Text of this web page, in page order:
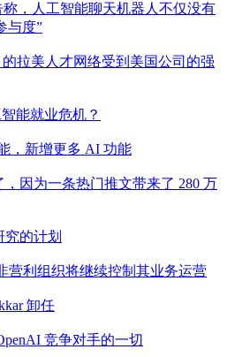
称，人工智能聊天机器人不仅没有
与度”
拉美人才网络受到美国公司的强
能就业危机？
，新增更多 AI 功能
因为一条热门推文带来了 280 万
究的计划
营利组织将继续控制其业务运营
卸任
竞争对手的一切